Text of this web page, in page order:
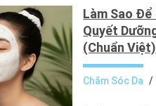
Làm Sao Để
Quyết
(Chuẩn Việt)
Chăm Sóc Da /